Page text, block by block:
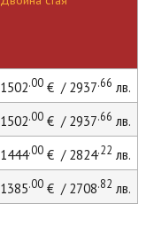
1502.00€ / 2937.66 лв.
1502.00€ / 2937.66 лв.
1444.00€ / 2824.22 лв.
1385.00€ / 2708.82 лв.